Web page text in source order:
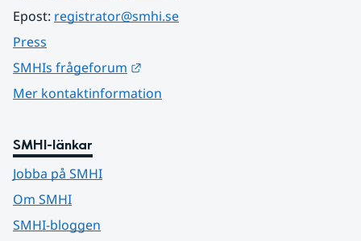
Epost: registrator@smhi.se
Press
SMHIs frågeforum
Mer kontaktinformation
SMHI-länkar
Jobba på SMHI
Om SMHI
SMHI-bloggen